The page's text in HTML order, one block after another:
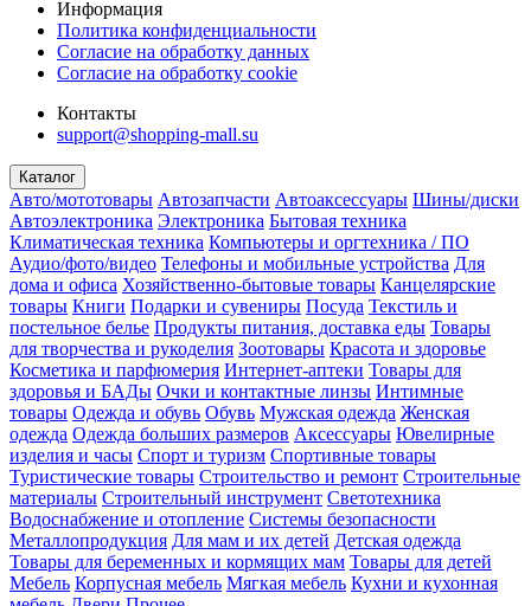
Информация
Политика конфиденциальности
Согласие на обработку данных
Согласие на обработку cookie
Контакты
support@shopping-mall.su
Каталог
Авто/мототовары Автозапчасти Автоаксессуары Шины/диски
Автоэлектроника Электроника Бытовая техника
Климатическая техника Компьютеры и оргтехника / ПО
Аудио/фото/видео Телефоны и мобильные устройства Для
дома и офиса Хозяйственно-бытовые товары Канцелярские
товары Книги Подарки и сувениры Посуда Текстиль и
постельное белье Продукты питания, доставка еды Товары
для творчества и рукоделия Зоотовары Красота и здоровье
Косметика и парфюмерия Интернет-аптеки Товары для
здоровья и БАДы Очки и контактные линзы Интимные
товары Одежда и обувь Обувь Мужская одежда Женская
одежда Одежда больших размеров Аксессуары Ювелирные
изделия и часы Спорт и туризм Спортивные товары
Туристические товары Строительство и ремонт Строительные
материалы Строительный инструмент Светотехника
Водоснабжение и отопление Системы безопасности
Металлопродукция Для мам и их детей Детская одежда
Товары для беременных и кормящих мам Товары для детей
Мебель Корпусная мебель Мягкая мебель Кухни и кухонная